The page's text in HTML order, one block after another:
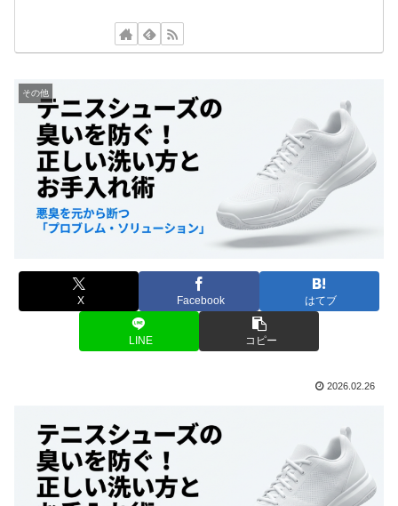
その他
X Facebook はてブ
LINE コピー
2026.02.26